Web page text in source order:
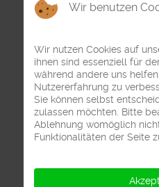
Wir benutzen
Wir nutzen Cookies auf
ihnen sind essenziell für
während andere uns
Nutzererfahrung zu
Sie können selbst
zulassen möchten. Bitte
Ablehnung womöglich
Funktionalitäten der Seite